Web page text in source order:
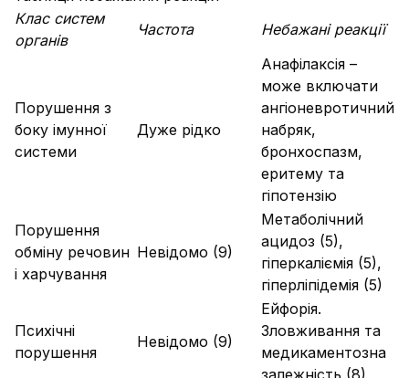
Клас систем
органів
Частота Небажані реакції
Порушення з
боку імунної
системи
Дуже рідко
Анафілаксія –
може включати
ангіоневротичний
набряк,
бронхоспазм,
еритему та
гіпотензію
Порушення
обміну речовин
і харчування
Невідомо (9)
Метаболічний
ацидоз (5),
гіперкаліємія (5),
гіперліпідемія (5)
Психічні
порушення
Невідомо (9)
Ейфорія.
Зловживання та
медикаментозна
залежність (8)